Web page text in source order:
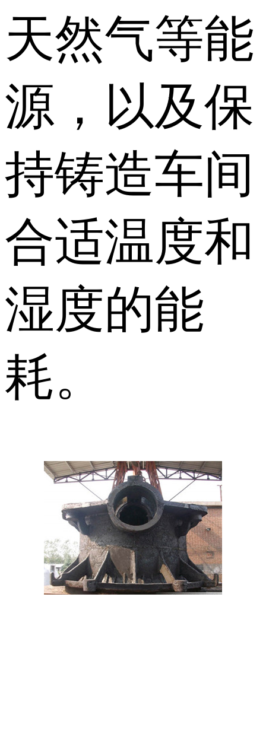
天然气等能
源，以及保
持铸造车间
合适温度和
湿度的能
耗。